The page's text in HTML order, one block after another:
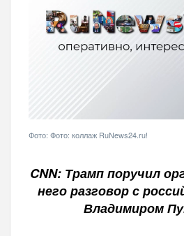
Фото: Фото: коллаж RuNews24.ru!
CNN: Трамп поручил
него разговор с
Владимиром